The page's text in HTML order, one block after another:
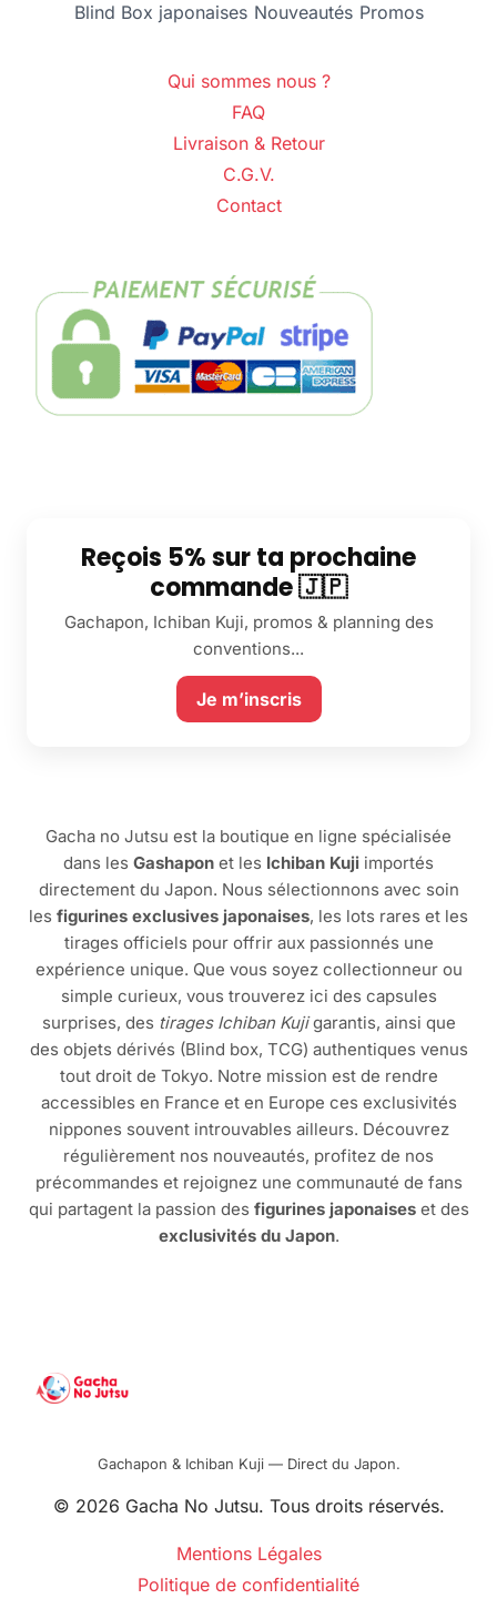
Blind Box japonaises Nouveautés Promos
Qui sommes nous ?
FAQ
Livraison & Retour
C.G.V.
Contact
Reçois 5% sur ta prochaine
commande 🇯🇵
Gachapon, Ichiban Kuji, promos & planning des
conventions...
Je m’inscris
Gacha no Jutsu est la boutique en ligne spécialisée
dans les Gashapon et les Ichiban Kuji importés
directement du Japon. Nous sélectionnons avec soin
les figurines exclusives japonaises, les lots rares et les
tirages officiels pour offrir aux passionnés une
expérience unique. Que vous soyez collectionneur ou
simple curieux, vous trouverez ici des capsules
surprises, des tirages Ichiban Kujigarantis, ainsi que
des objets dérivés (Blind box, TCG) authentiques venus
tout droit de Tokyo. Notre mission est de rendre
accessibles en France et en Europe ces exclusivités
nippones souvent introuvables ailleurs. Découvrez
régulièrement nos nouveautés, profitez de nos
précommandes et rejoignez une communauté de fans
qui partagent la passion des figurines japonaiseset des
exclusivités du Japon.
Gachapon & Ichiban Kuji — Direct du Japon.
© 2026 Gacha No Jutsu. Tous droits réservés.
Mentions Légales
Politique de confidentialité